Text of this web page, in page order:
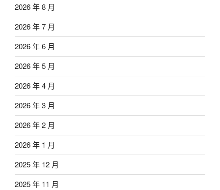
2026 年 8 月
2026 年 7 月
2026 年 6 月
2026 年 5 月
2026 年 4 月
2026 年 3 月
2026 年 2 月
2026 年 1 月
2025 年 12 月
2025 年 11 月